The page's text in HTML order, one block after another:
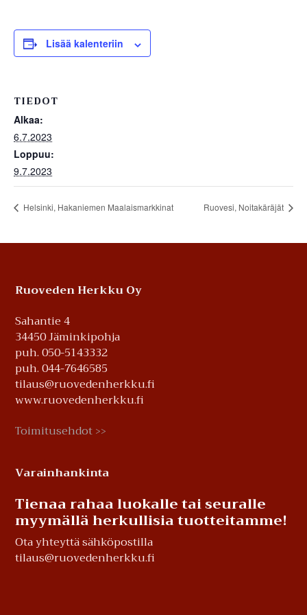
Lisää kalenteriin
TIEDOT
Alkaa:
6.7.2023
Loppuu:
9.7.2023
Helsinki, Hakaniemen Maalaismarkkinat Ruovesi, Noitakäräjät
Footer
Ruoveden Herkku Oy
Sahantie 4
34450 Jäminkipohja
puh. 050-5143332
puh. 044-7646585
tilaus@ruovedenherkku.fi
www.ruovedenherkku.fi
Toimitusehdot >>
Varainhankinta
Tienaa rahaa luokalle tai seuralle
myymällä herkullisia tuotteitamme!
Ota yhteyttä sähköpostilla
tilaus@ruovedenherkku.fi